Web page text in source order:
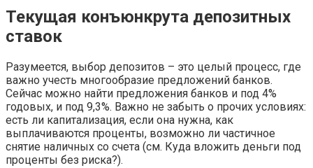
Текущая конъюнкрута депозитных
ставок
Разумеется, выбор депозитов – это целый процесс, где
важно учесть многообразие предложений банков.
Сейчас можно найти предложения банков и под 4%
годовых, и под 9,3%. Важно не забыть о прочих условиях:
есть ли капитализация, если она нужна, как
выплачиваются проценты, возможно ли частичное
снятие наличных со счета (см. Куда вложить деньги под
проценты без риска?).